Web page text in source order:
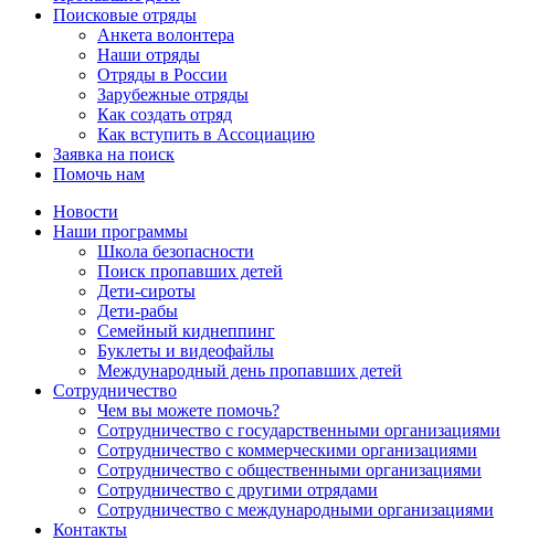
Поисковые отряды
Анкета волонтера
Наши отряды
Отряды в России
Зарубежные отряды
Как создать отряд
Как вступить в Ассоциацию
Заявка на поиск
Помочь нам
Новости
Наши программы
Школа безопасности
Поиск пропавших детей
Дети-сироты
Дети-рабы
Семейный киднеппинг
Буклеты и видеофайлы
Международный день пропавших детей
Сотрудничество
Чем вы можете помочь?
Сотрудничество с государственными организациями
Сотрудничество с коммерческими организациями
Сотрудничество с общественными организациями
Сотрудничество с другими отрядами
Сотрудничество с международными организациями
Контакты